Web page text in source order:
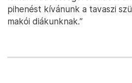
pihenést kívánunk a tavaszi
makói diákunknak.”